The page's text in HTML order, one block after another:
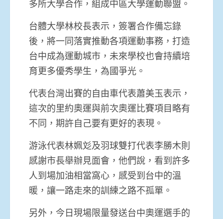
多所大學合作，組成中區大學運動聯盟。
台體大學林校長表示，簽署合作備忘錄
後，將一同落實推動各項運動事務，打造
台中成為運動城市，未來學校也會持續培
育更多優秀學生，為國爭光。
代表台灣出賽的自由車代表蕭美玉表示，
這次的里約奧運與前次奧運比賽項目略有
不同，期許自己要有更好的表現。
游泳代表林姵彣及羽球雙打代表李勝木則
感謝市長舉辦見面會，他們說，看到許多
人到場加油相當窩心，感受到台中的溫
暖，讓一路走來的訓練之路不孤單。
另外，今日現場限量發送台中奧運選手的